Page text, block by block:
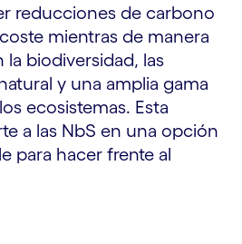
reducciones de carbono
mientras de manera
biodiversidad, las
y una amplia gama
ecosistemas. Esta
a las NbS en una opción
para hacer frente al